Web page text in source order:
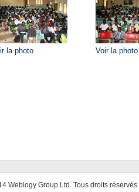
la photo Voir la photo
Weblogy Group Ltd. Tous droits